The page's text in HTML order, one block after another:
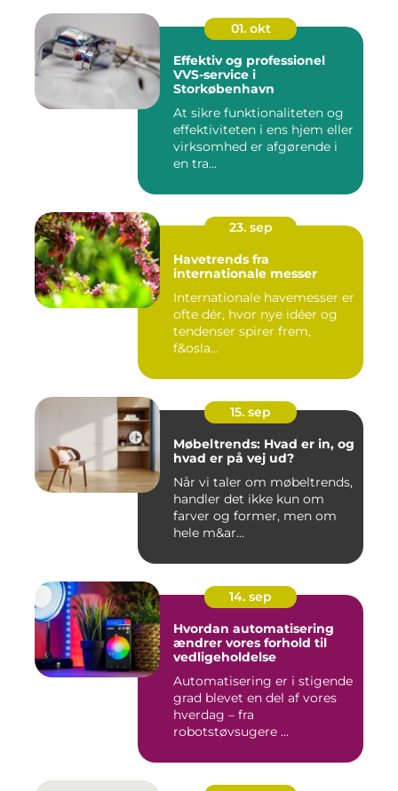
01. okt
Effektiv og professionel
VVS-service i
Storkøbenhavn
At sikre funktionaliteten og
effektiviteten i ens hjem eller
virksomhed er afgørende i
en tra...
23. sep
Havetrends fra
internationale messer
Internationale havemesser er
ofte dér, hvor nye idéer og
tendenser spirer frem,
f&osla...
15. sep
Møbeltrends: Hvad er in, og
hvad er på vej ud?
Når vi taler om møbeltrends,
handler det ikke kun om
farver og former, men om
hele m&ar...
14. sep
Hvordan automatisering
ændrer vores forhold til
vedligeholdelse
Automatisering er i stigende
grad blevet en del af vores
hverdag – fra
robotstøvsugere ...